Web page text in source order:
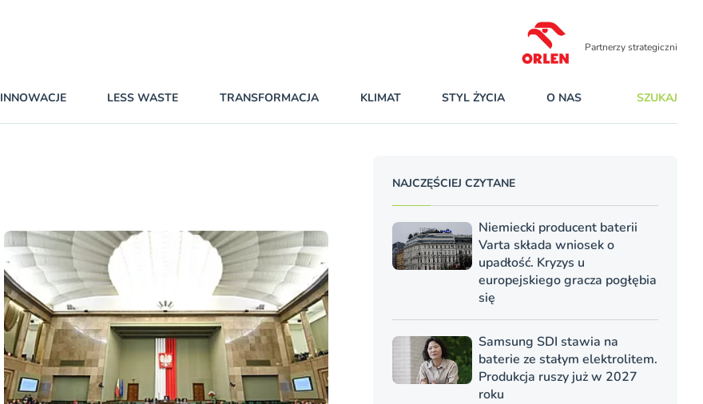
Partnerzy strategiczni
INNOWACJE LESS WASTE TRANSFORMACJA KLIMAT STYL ŻYCIA O NAS SZUKAJ
NAJCZĘŚCIEJ CZYTANE
Niemiecki producent baterii
Varta składa wniosek o
upadłość. Kryzys u
europejskiego gracza pogłębia
się
Samsung SDI stawia na
baterie ze stałym elektrolitem.
Produkcja ruszy już w 2027
roku